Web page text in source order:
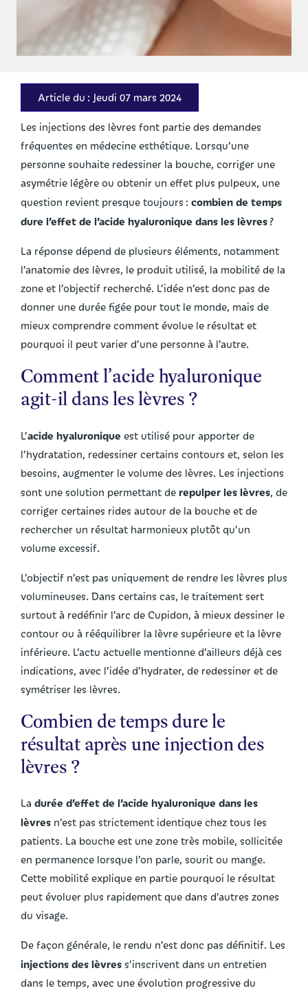
Article du : Jeudi 07 mars 2024
Les injections des lèvres font partie des demandes
fréquentes en médecine esthétique. Lorsqu’une
personne souhaite redessiner la bouche, corriger une
asymétrie légère ou obtenir un effet plus pulpeux, une
question revient presque toujours : combien de temps
dure l’effet de l’acide hyaluronique dans les lèvres ?
La réponse dépend de plusieurs éléments, notamment
l’anatomie des lèvres, le produit utilisé, la mobilité de la
zone et l’objectif recherché. L’idée n’est donc pas de
donner une durée figée pour tout le monde, mais de
mieux comprendre comment évolue le résultat et
pourquoi il peut varier d’une personne à l’autre.
Comment l’acide hyaluronique
agit-il dans les lèvres ?
L’acide hyaluronique est utilisé pour apporter de
l’hydratation, redessiner certains contours et, selon les
besoins, augmenter le volume des lèvres. Les injections
sont une solution permettant de repulper les lèvres, de
corriger certaines rides autour de la bouche et de
rechercher un résultat harmonieux plutôt qu’un
volume excessif.
L’objectif n’est pas uniquement de rendre les lèvres plus
volumineuses. Dans certains cas, le traitement sert
surtout à redéfinir l’arc de Cupidon, à mieux dessiner le
contour ou à rééquilibrer la lèvre supérieure et la lèvre
inférieure. L’actu actuelle mentionne d’ailleurs déjà ces
indications, avec l’idée d’hydrater, de redessiner et de
symétriser les lèvres.
Combien de temps dure le
résultat après une injection des
lèvres ?
La durée d’effet de l’acide hyaluronique dans les
lèvres n’est pas strictement identique chez tous les
patients. La bouche est une zone très mobile, sollicitée
en permanence lorsque l’on parle, sourit ou mange.
Cette mobilité explique en partie pourquoi le résultat
peut évoluer plus rapidement que dans d’autres zones
du visage.
De façon générale, le rendu n’est donc pas définitif. Les
injections des lèvres s’inscrivent dans un entretien
dans le temps, avec une évolution progressive du